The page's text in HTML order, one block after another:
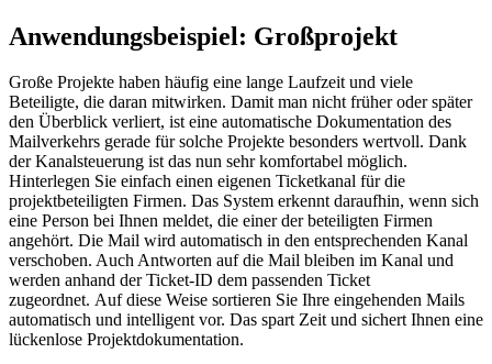
Anwendungsbeispiel: Großprojekt
Große Projekte haben häufig eine lange Laufzeit und viele
Beteiligte, die daran mitwirken. Damit man nicht früher oder später
den Überblick verliert, ist eine automatische Dokumentation des
Mailverkehrs gerade für solche Projekte besonders wertvoll. Dank
der Kanalsteuerung ist das nun sehr komfortabel möglich.
Hinterlegen Sie einfach einen eigenen Ticketkanal für die
projektbeteiligten Firmen. Das System erkennt daraufhin, wenn sich
eine Person bei Ihnen meldet, die einer der beteiligten Firmen
angehört. Die Mail wird automatisch in den entsprechenden Kanal
verschoben. Auch Antworten auf die Mail bleiben im Kanal und
werden anhand der Ticket-ID dem passenden Ticket
zugeordnet. Auf diese Weise sortieren Sie Ihre eingehenden Mails
automatisch und intelligent vor. Das spart Zeit und sichert Ihnen eine
lückenlose Projektdokumentation.